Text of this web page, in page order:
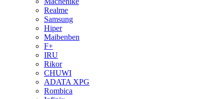
Realme
Samsung
Hiper
Maibenben
F+
IRU
Rikor
CHUWI
ADATA XPG
Rombica